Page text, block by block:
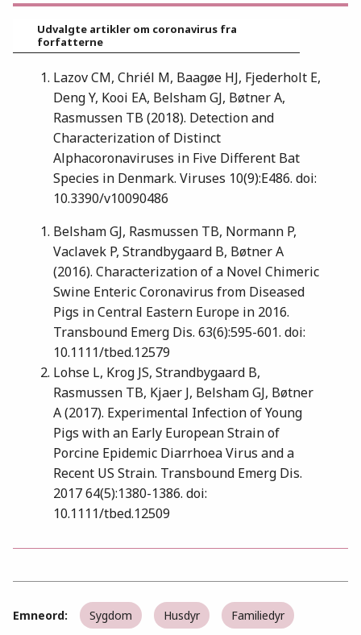
Udvalgte artikler om coronavirus fra
forfatterne
Lazov CM, Chriél M, Baagøe HJ, Fjederholt E,
Deng Y, Kooi EA, Belsham GJ, Bøtner A,
Rasmussen TB (2018). Detection and
Characterization of Distinct
Alphacoronaviruses in Five Different Bat
Species in Denmark. Viruses 10(9):E486. doi:
10.3390/v10090486
Belsham GJ, Rasmussen TB, Normann P,
Vaclavek P, Strandbygaard B, Bøtner A
(2016). Characterization of a Novel Chimeric
Swine Enteric Coronavirus from Diseased
Pigs in Central Eastern Europe in 2016.
Transbound Emerg Dis. 63(6):595-601. doi:
10.1111/tbed.12579
Lohse L, Krog JS, Strandbygaard B,
Rasmussen TB, Kjaer J, Belsham GJ, Bøtner
A (2017). Experimental Infection of Young
Pigs with an Early European Strain of
Porcine Epidemic Diarrhoea Virus and a
Recent US Strain. Transbound Emerg Dis.
2017 64(5):1380-1386. doi:
10.1111/tbed.12509
Emneord: Sygdom Husdyr Familiedyr